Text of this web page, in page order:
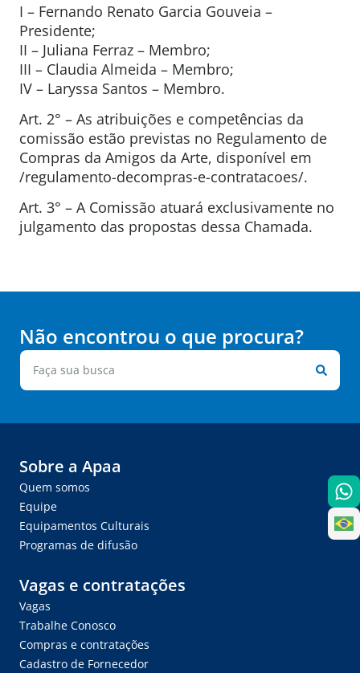
I – Fernando Renato Garcia Gouveia –
Presidente;
II – Juliana Ferraz – Membro;
III – Claudia Almeida – Membro;
IV – Laryssa Santos – Membro.
Art. 2° – As atribuições e competências da
comissão estão previstas no Regulamento de
Compras da Amigos da Arte, disponível em
/regulamento-decompras-e-contratacoes/.
Art. 3° – A Comissão atuará exclusivamente no
julgamento das propostas dessa Chamada.
Não encontrou o que procura?
Sobre a Apaa
Quem somos
Equipe
Equipamentos Culturais
Programas de difusão
Vagas e contratações
Vagas
Trabalhe Conosco
Compras e contratações
Cadastro de Fornecedor